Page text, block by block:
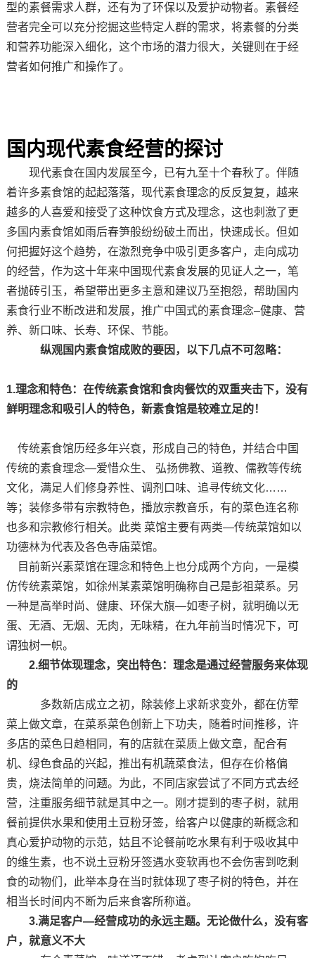
型的素餐需求人群，还有为了环保以及爱护动物者。素餐经
营者完全可以充分挖掘这些特定人群的需求，将素餐的分类
和营养功能深入细化，这个市场的潜力很大，关键则在于经
营者如何推广和操作了。
国内现代素食经营的探讨
现代素食在国内发展至今，已有九至十个春秋了。伴随
着许多素食馆的起起落落，现代素食理念的反反复复，越来
越多的人喜爱和接受了这种饮食方式及理念，这也刺激了更
多国内素食馆如雨后春笋般纷纷破土而出，快速成长。但如
何把握好这个趋势，在激烈竞争中吸引更多客户，走向成功
的经营，作为这十年来中国现代素食发展的见证人之一，笔
者抛砖引玉，希望带出更多主意和建议乃至抱怨，帮助国内
素食行业不断改进和发展，推广中国式的素食理念–健康、营
养、新口味、长寿、环保、节能。
纵观国内素食馆成败的要因，以下几点不可忽略：
1.理念和特色：在传统素食馆和食肉餐饮的双重夹击下，没有
鲜明理念和吸引人的特色，新素食馆是较难立足的！
传统素食馆历经多年兴衰，形成自己的特色，并结合中国
传统的素食理念—爱惜众生、 弘扬佛教、道教、儒教等传统
文化，满足人们修身养性、调剂口味、追寻传统文化……
等；装修多带有宗教特色，播放宗教音乐，有的菜色连名称
也多和宗教修行相关。此类 菜馆主要有两类—传统菜馆如以
功德林为代表及各色寺庙菜馆。
目前新兴素菜馆在理念和特色上也分成两个方向，一是模
仿传统素菜馆，如徐州某素菜馆明确称自己是彭祖菜系。另
一种是高举时尚、健康、环保大旗—如枣子树，就明确以无
蛋、无酒、无烟、无肉，无味精，在九年前当时情况下，可
谓独树一帜。
2.细节体现理念，突出特色：理念是通过经营服务来体现
的
多数新店成立之初，除装修上求新求变外，都在仿荤
菜上做文章，在菜系菜色创新上下功夫，随着时间推移，许
多店的菜色日趋相同，有的店就在菜质上做文章，配合有
机、绿色食品的兴起，推出有机蔬菜食法，但存在价格偏
贵，烧法简单的问题。为此，不同店家尝试了不同方式去经
营，注重服务细节就是其中之一。刚才提到的枣子树，就用
餐前提供水果和使用土豆粉牙签，给客户以健康的新概念和
真心爱护动物的示范，姑且不论餐前吃水果有利于吸收其中
的维生素，也不说土豆粉牙签遇水变软再也不会伤害到吃剩
食的动物们，此举本身在当时就体现了枣子树的特色，并在
相当长时间内不断为后来食客所称道。
3.满足客户—经营成功的永远主题。无论做什么，没有客
户，就意义不大